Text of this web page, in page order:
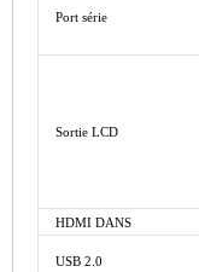
Port série
Sortie LCD
HDMI DANS
USB 2.0